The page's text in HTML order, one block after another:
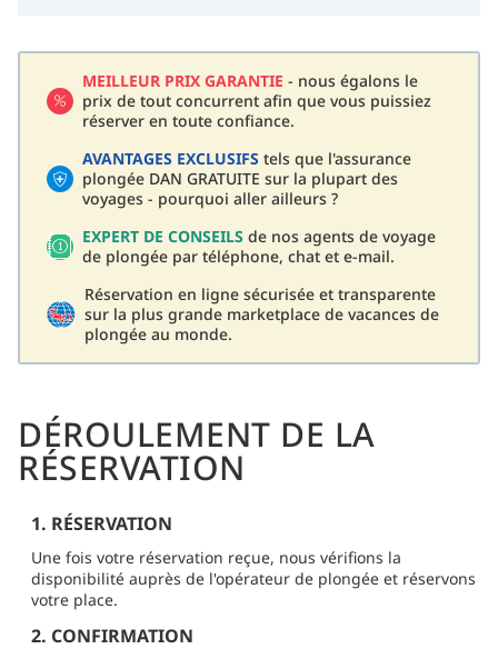
MEILLEUR PRIX GARANTIE - nous égalons le
prix de tout concurrent afin que vous puissiez
réserver en toute confiance.
AVANTAGES EXCLUSIFS tels que l'assurance
plongée DAN GRATUITE sur la plupart des
voyages - pourquoi aller ailleurs ?
EXPERT DE CONSEILS de nos agents de voyage
de plongée par téléphone, chat et e-mail.
Réservation en ligne sécurisée et transparente
sur la plus grande marketplace de vacances de
plongée au monde.
DÉROULEMENT DE LA
RÉSERVATION
1. RÉSERVATION
Une fois votre réservation reçue, nous vérifions la
disponibilité auprès de l'opérateur de plongée et réservons
votre place.
2. CONFIRMATION